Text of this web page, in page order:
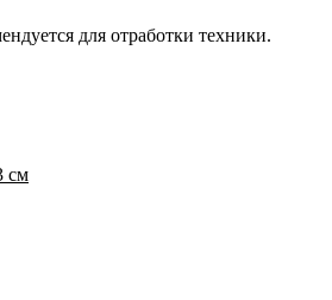
для отработки техники.